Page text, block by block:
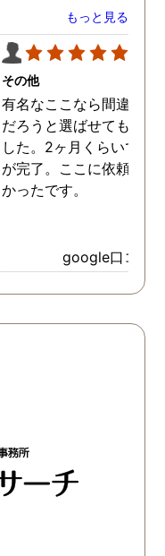
もっと見る
その他
有名なここなら間違いな
だろうと選ばせてもらい
した。2ヶ月くらいで調
が完了。ここに依頼して
かったです。
google口コミ